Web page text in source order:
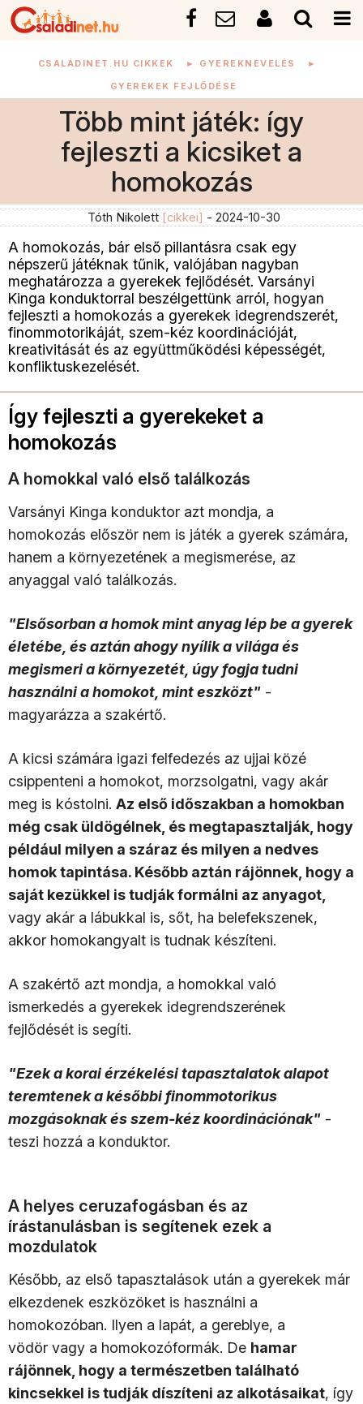
CSALÁDINET.HU CIKKEK ► GYEREKNEVELÉS ►
GYEREKEK FEJLŐDÉSE
Több mint játék: így
fejleszti a kicsiket a
homokozás
Tóth Nikolett [cikkei] - 2024-10-30
A homokozás, bár első pillantásra csak egy
népszerű játéknak tűnik, valójában nagyban
meghatározza a gyerekek fejlődését. Varsányi
Kinga konduktorral beszélgettünk arról, hogyan
fejleszti a homokozás a gyerekek idegrendszerét,
finommotorikáját, szem-kéz koordinációját,
kreativitását és az együttműködési képességét,
konfliktuskezelését.
Így fejleszti a gyerekeket a
homokozás
A homokkal való első találkozás
Varsányi Kinga konduktor azt mondja, a
homokozás először nem is játék a gyerek számára,
hanem a környezetének a megismerése, az
anyaggal való találkozás.
"Elsősorban a homok mint anyag lép be a gyerek
életébe, és aztán ahogy nyílik a világa és
megismeri a környezetét, úgy fogja tudni
használni a homokot, mint eszközt" -
magyarázza a szakértő.
A kicsi számára igazi felfedezés az ujjai közé
csippenteni a homokot, morzsolgatni, vagy akár
meg is kóstolni. Az első időszakban a homokban
még csak üldögélnek, és megtapasztalják, hogy
például milyen a száraz és milyen a nedves
homok tapintása. Később aztán rájönnek, hogy a
saját kezükkel is tudják formálni az anyagot,
vagy akár a lábukkal is, sőt, ha belefekszenek,
akkor homokangyalt is tudnak készíteni.
A szakértő azt mondja, a homokkal való
ismerkedés a gyerekek idegrendszerének
fejlődését is segíti.
"Ezek a korai érzékelési tapasztalatok alapot
teremtenek a későbbi finommotorikus
mozgásoknak és szem-kéz koordinációnak" -
teszi hozzá a konduktor.
A helyes ceruzafogásban és az
írástanulásban is segítenek ezek a
mozdulatok
Később, az első tapasztalások után a gyerekek már
elkezdenek eszközöket is használni a
homokozóban. Ilyen a lapát, a gereblye, a
vödör vagy a homokozóformák. De hamar
rájönnek, hogy a természetben található
kincsekkel is tudják díszíteni az alkotásaikat, így